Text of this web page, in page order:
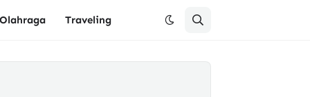
Olahraga Traveling